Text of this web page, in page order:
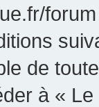
de
à «